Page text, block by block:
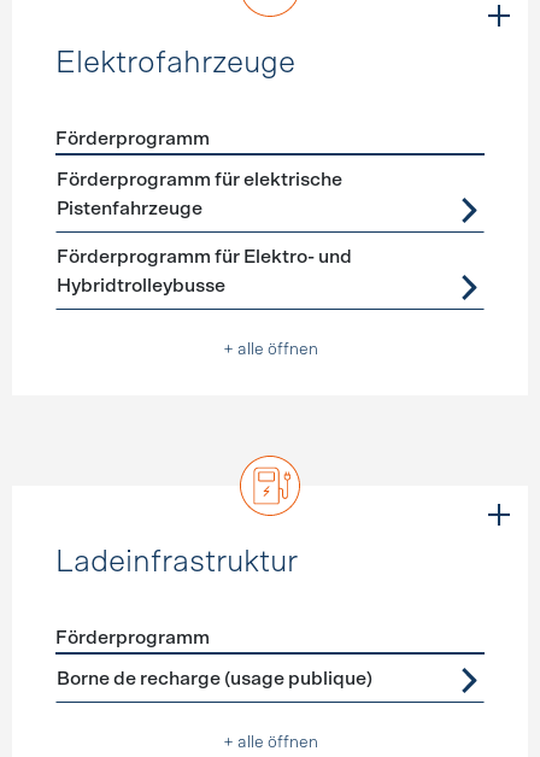
Elektrofahrzeuge
Förderprogramme Elektrofahrzeuge
Förderprogramm
Förderprogramm für elektrische
Pistenfahrzeuge
Förderprogramm für Elektro- und
Hybridtrolleybusse
+ alle öffnen
Ladeinfrastruktur
Förderprogramme Ladeinfrastruktur
Förderprogramm
Borne de recharge (usage publique)
+ alle öffnen